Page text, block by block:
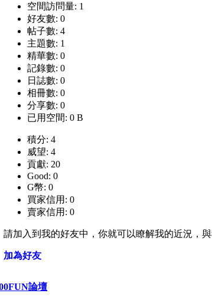
空間訪問量: 1
好友數: 0
帖子數: 4
主題數: 1
精華數: 0
記錄數: 0
日誌數: 0
相冊數: 0
分享數: 0
已用空間: 0 B
積分: 4
威望: 4
貢獻: 20
Good: 0
G幣: 0
買家信用: 0
賣家信用: 0
請加入到我的好友中，你就可以瞭解我的近況，
加為好友
論壇